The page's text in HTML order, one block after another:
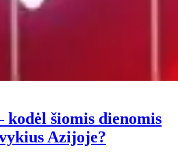
kodėl šiomis dienomis
Azijoje?